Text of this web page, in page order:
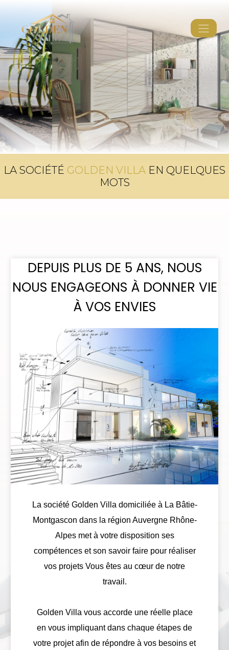
LA SOCIÉTÉ GOLDEN VILLA EN QUELQUES
MOTS
DEPUIS PLUS DE 5 ANS, NOUS
NOUS ENGAGEONS À DONNER VIE
À VOS ENVIES
La société Golden Villa domiciliée à La Bâtie-
Montgascon dans la région Auvergne Rhône-
Alpes met à votre disposition ses
compétences et son savoir faire pour réaliser
vos projets Vous êtes au cœur de notre
travail.
Golden Villa vous accorde une réelle place
en vous impliquant dans chaque étapes de
votre projet afin de répondre à vos besoins et